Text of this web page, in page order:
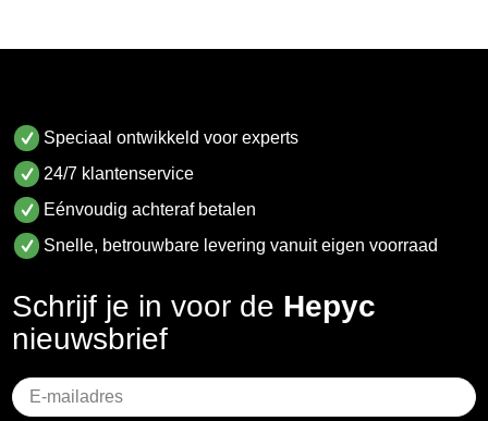
Speciaal ontwikkeld voor experts
24/7 klantenservice
Eénvoudig achteraf betalen
Snelle, betrouwbare levering vanuit eigen voorraad
Schrijf je in voor de Hepyc
nieuwsbrief
Geen